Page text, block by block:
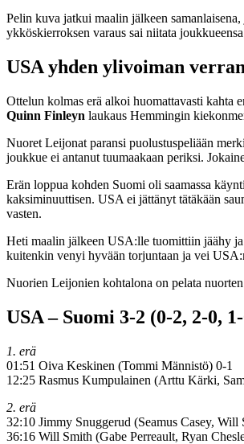
Pelin kuva jatkui maalin jälkeen
ykköskierroksen varaus sai niitata
USA yhden ylivoiman
Ottelun kolmas erä alkoi huomattavasti kahta
Quinn Finleyn laukaus Hemmingin
Nuoret Leijonat paransi puolustuspeliään
joukkue ei antanut tuumaakaan periksi.
Erän loppua kohden Suomi oli saamassa
kaksiminuuttisen. USA ei jättänyt tätäkään
vasten.
Heti maalin jälkeen USA:lle tuomittiin jäähy ja
kuitenkin venyi hyvään torjuntaan ja vei
Nuorien Leijonien kohtalona on pelata
USA – Suomi 3-2 (0-2, 2-0,
1. erä
01:51 Oiva Keskinen (Tommi Männistö) 0-1
12:25 Rasmus Kumpulainen (Arttu Kärki,
2. erä
32:10 Jimmy Snuggerud (Seamus Casey,
36:16 Will Smith (Gabe Perreault, Ryan